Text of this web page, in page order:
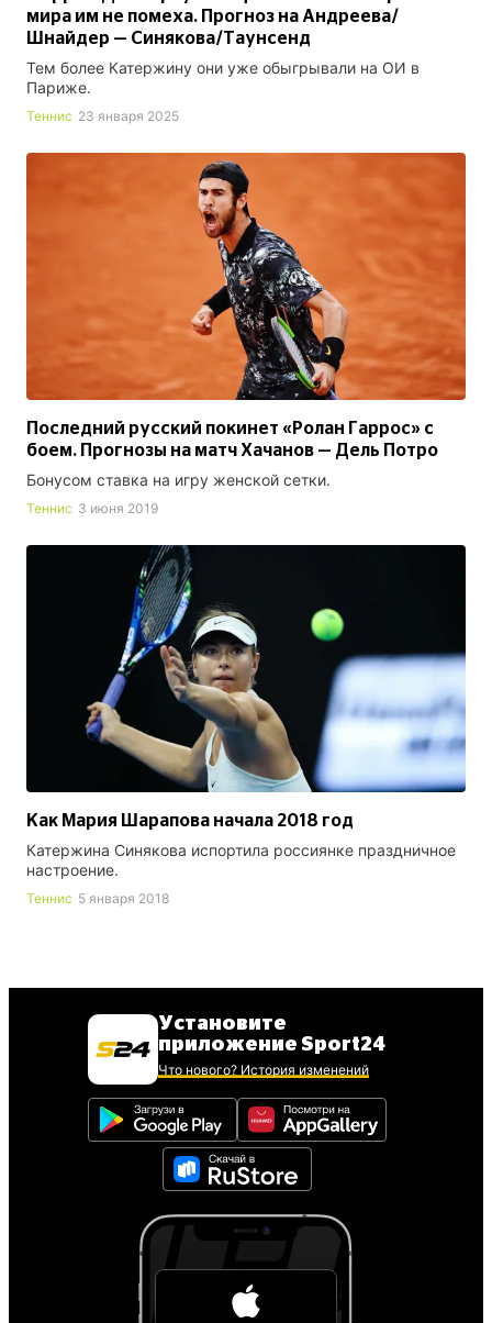
мира им не помеха. Прогноз на Андреева/
Шнайдер — Синякова/Таунсенд
Тем более Катержину они уже обыгрывали на ОИ в
Париже.
Теннис 23 января 2025
Последний русский покинет «Ролан Гаррос» с
боем. Прогнозы на матч Хачанов — Дель Потро
Бонусом ставка на игру женской сетки.
Теннис 3 июня 2019
Как Мария Шарапова начала 2018 год
Катержина Синякова испортила россиянке праздничное
настроение.
Теннис 5 января 2018
Установите
приложение Sport24
Что нового? История изменений